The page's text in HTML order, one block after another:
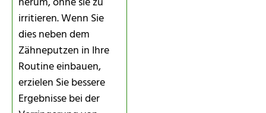
irritieren. Wenn Sie
dies neben dem
Zähneputzen in Ihre
Routine einbauen,
erzielen Sie bessere
Ergebnisse bei der